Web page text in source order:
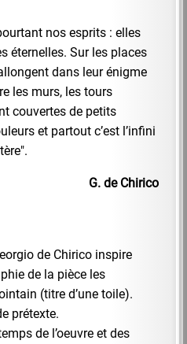
nos esprits : elles
éternelles. Sur les places
dans leur énigme
les murs, les tours
couvertes de petits
et partout c’est l’infini
G. de Chirico
de Chirico inspire
de la pièce les
(titre d’une toile).
prétexte.
de l’oeuvre et des